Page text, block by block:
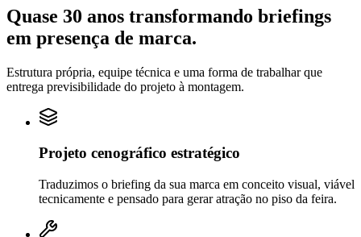
Quase 30 anos transformando briefings
em presença de marca.
Estrutura própria, equipe técnica e uma forma de trabalhar que
entrega previsibilidade do projeto à montagem.
Projeto cenográfico estratégico
Traduzimos o briefing da sua marca em conceito visual, viável
tecnicamente e pensado para gerar atração no piso da feira.